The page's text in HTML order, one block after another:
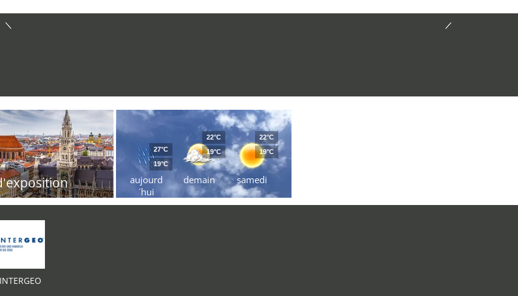
aujourd
´hui
27°C
19°C
demain
22°C
19°C
samedi
22°C
19°C
INTERGEO